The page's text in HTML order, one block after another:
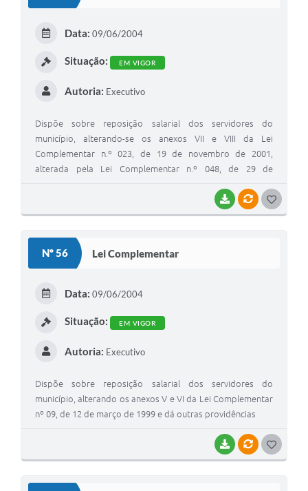
BAIXARVÍNCULOS
Data: 09/06/2004
Situação: EM VIGOR
Autoria: Executivo
Dispõe sobre reposição salarial dos servidores do
município, alterando-se os anexos VII e VIII da Lei
Complementar n.º 023, de 19 de novembro de 2001,
alterada pela Lei Complementar n.º 048, de 29 de
relações de trabalho dos Servidores Públicos Municipais
Celetistas, dispõe sobre o quadro de pessoal e dá outras
Nº 56 Lei Complementar
BAIXARVÍNCULOS
Data: 09/06/2004
Situação: EM VIGOR
Autoria: Executivo
Dispõe sobre reposição salarial dos servidores do
município, alterando os anexos V e VI da Lei Complementar
nº 09, de 12 de março de 1999 e dá outras providências